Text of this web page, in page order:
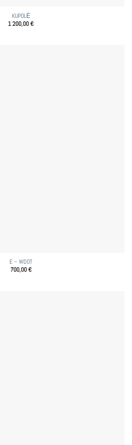
KUPOLĖ
1 200,00€
E – WDOT
700,00€